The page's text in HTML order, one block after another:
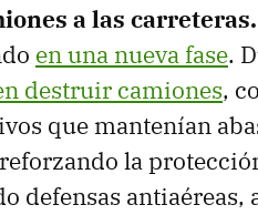
a las carreteras.
en una nueva fase.
destruir camiones,
que mantenían
la
defensas